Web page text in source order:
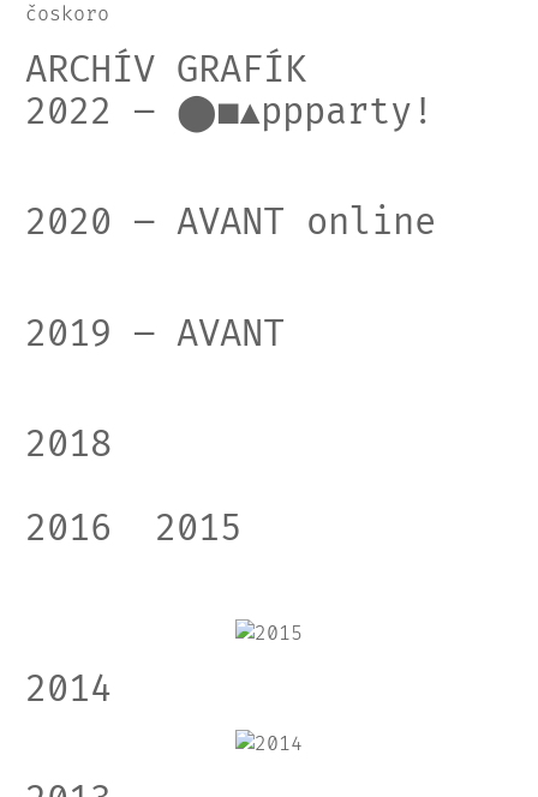
čoskoro
ARCHÍV GRAFÍK
2022 – ⬤■▲ppparty!
2020 – AVANT online
2019 – AVANT
2018
2016
2015
2014